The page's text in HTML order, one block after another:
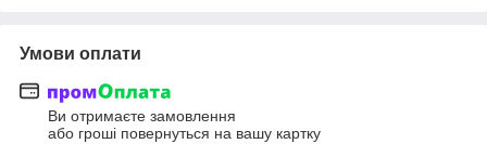
Умови оплати
Ви отримаєте замовлення
або гроші повернуться на вашу картку